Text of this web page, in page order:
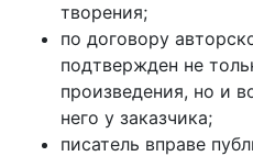
творения;
по договору
подтвержден не
произведения, но и
него у заказчика;
писатель вправе